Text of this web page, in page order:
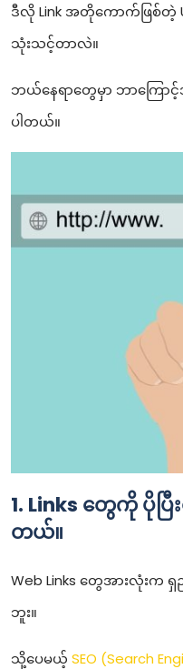
ဒီလို Link အတိုကောက်ဖြစ်တဲ့
သုံးသင့်တာလဲ။
ဘယ်နေရာတွေမှာ ဘာကြောင့်
ပါတယ်။
1. Links တွေကို ပို
တယ်။
Web Links တွေအားလုံးက
ဘူး။
သို့ပေမယ့် SEO (Search